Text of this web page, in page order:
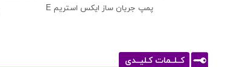
پمپ جریان ساز ایکس استریم E
کــلــمات کـلیــدی